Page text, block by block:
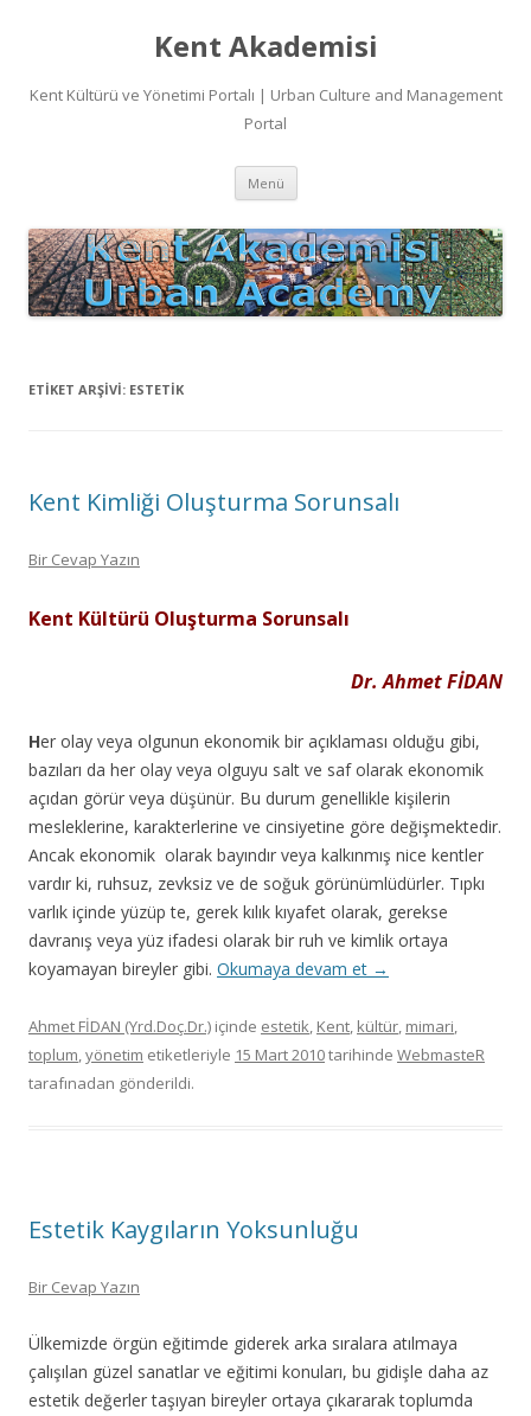
Kent Akademisi
Kent Kültürü ve Yönetimi Portalı | Urban Culture and Management
Portal
Menü İçeriğe
ETIKET ARŞIVI: ESTETIK
Kent Kimliği Oluşturma Sorunsalı
Bir Cevap Yazın
Kent Kültürü Oluşturma Sorunsalı
Dr. Ahmet FİDAN
Her olay veya olgunun ekonomik bir açıklaması olduğu gibi,
bazıları da her olay veya olguyu salt ve saf olarak ekonomik
açıdan görür veya düşünür. Bu durum genellikle kişilerin
mesleklerine, karakterlerine ve cinsiyetine göre değişmektedir.
Ancak ekonomik olarak bayındır veya kalkınmış nice kentler
vardır ki, ruhsuz, zevksiz ve de soğuk görünümlüdürler. Tıpkı
varlık içinde yüzüp te, gerek kılık kıyafet olarak, gerekse
davranış veya yüz ifadesi olarak bir ruh ve kimlik ortaya
koyamayan bireyler gibi. Okumaya devam et →
Ahmet FİDAN (Yrd.Doç.Dr.) içinde estetik, Kent, kültür, mimari,
toplum,yönetim etiketleriyle 15 Mart 2010tarihinde WebmasteR
tarafınadan gönderildi.
Estetik Kaygıların Yoksunluğu
Bir Cevap Yazın
Ülkemizde örgün eğitimde giderek arka sıralara atılmaya
çalışılan güzel sanatlar ve eğitimi konuları, bu gidişle daha az
estetik değerler taşıyan bireyler ortaya çıkararak toplumda